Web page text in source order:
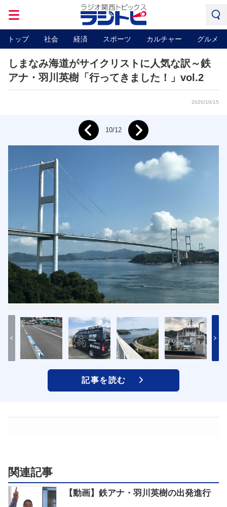
トップ 社会 経済 スポーツ カルチャー グルメ
しまなみ海道がサイクリストに人気な訳～鉄
アナ・羽川英樹「行ってきました！」vol.2
2020/10/15
Prev 10/12 Next
記事を読む
関連記事
【動画】鉄アナ・羽川英樹の出発進行